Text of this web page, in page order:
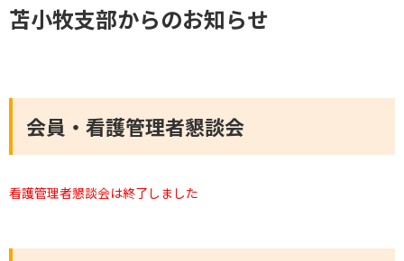
苫小牧支部からのお知らせ
会員・看護管理者懇談会
看護管理者懇談会は終了しました